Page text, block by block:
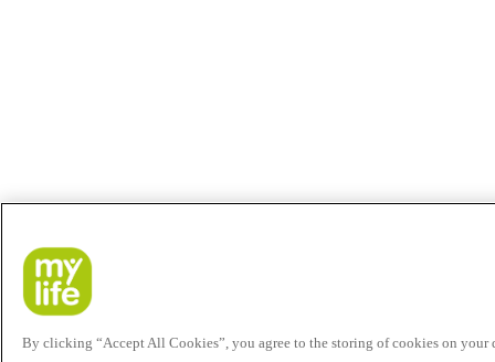
By clicking “Accept All Cookies”, you agree to the storing of cookies on your